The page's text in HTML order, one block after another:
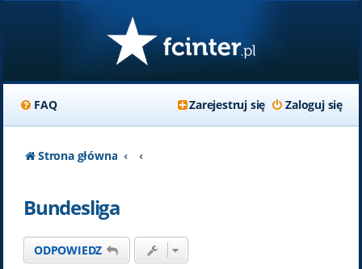
FAQ Zaloguj się
Zarejestruj się
Strona główna
Bundesliga
ODPOWIEDZ